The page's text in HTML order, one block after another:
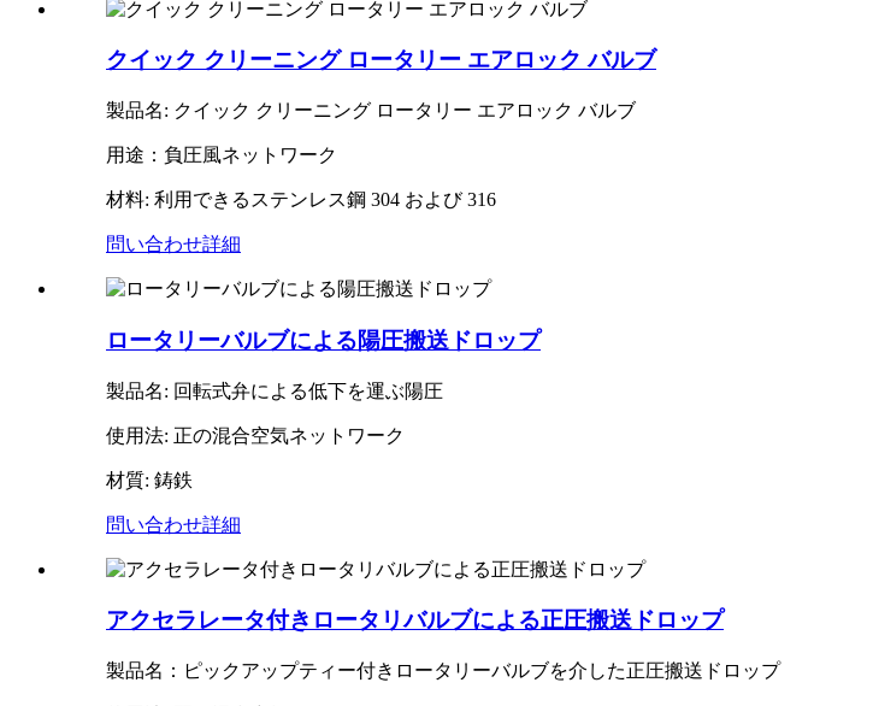
クイック クリーニング ロータリー エアロック バルブ
製品名: クイック クリーニング ロータリー エアロック バルブ
用途：負圧風ネットワーク
材料: 利用できるステンレス鋼 304 および 316
問い合わせ詳細
ロータリーバルブによる陽圧搬送ドロップ
製品名: 回転式弁による低下を運ぶ陽圧
使用法: 正の混合空気ネットワーク
材質: 鋳鉄
問い合わせ詳細
アクセラレータ付きロータリバルブによる正圧搬送ドロップ
製品名：ピックアップティー付きロータリーバルブを介した正圧搬送ドロップ